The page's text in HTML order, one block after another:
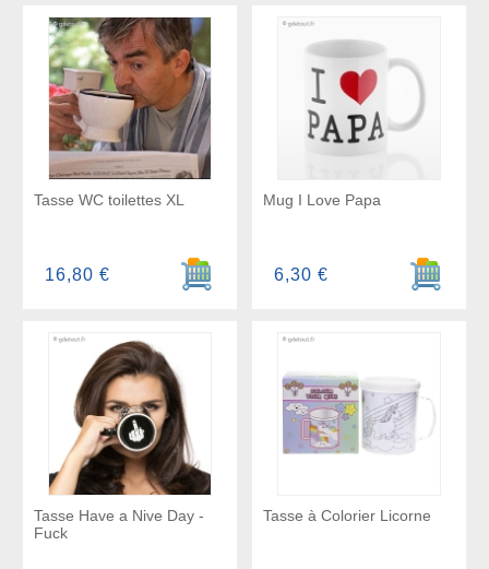
Tasse WC toilettes XL
Ajouter au panier
16,80 €
Mug I Love Papa
Ajouter
6,30 €
Tasse Have a Nive Day -
Fuck
Tasse à Colorier Licorne